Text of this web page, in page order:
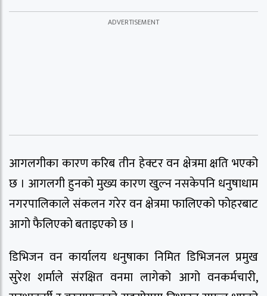
आगलगीका कारण करिब तीन हेक्टर वन क्षेत्रमा क्षति भएको
छ । आगलगी हुनको मुख्य कारण खुल्न नसकेपनि धनुषाधाम
नगरपालिकाले संकलन गरेर वन क्षेत्रमा फालिएको फोहरबाट
आगो फैलिएको बताइएको छ ।
डिभिजन वन कार्यालय धनुषाका निमित डिभिजनल प्रमुख
सुरेश शर्माले संरक्षित वनमा लागेको आगो वनकर्मचारी,